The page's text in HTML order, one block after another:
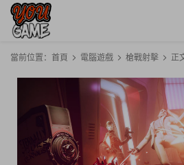
當前位置： 首頁 電腦遊戲 槍戰射擊 正